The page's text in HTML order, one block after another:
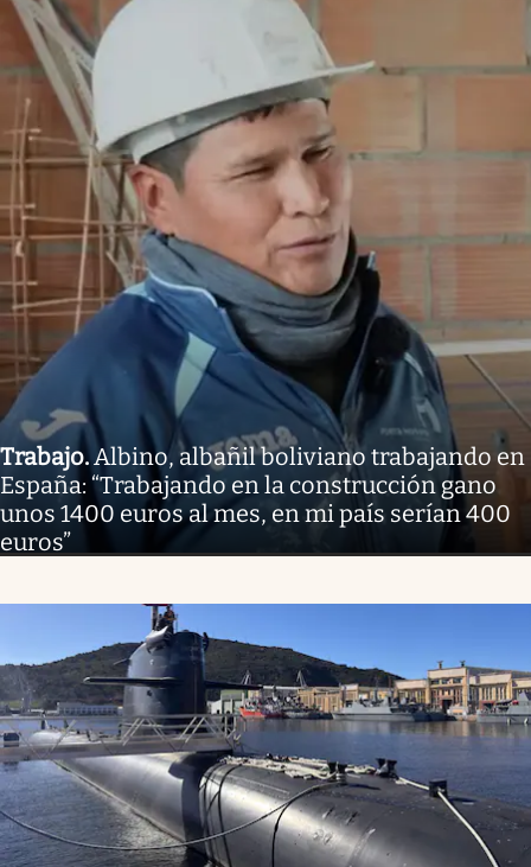
Trabajo.Albino, albañil boliviano trabajando en
España: “Trabajando en la construcción gano
unos 1400 euros al mes, en mi país serían 400
euros”